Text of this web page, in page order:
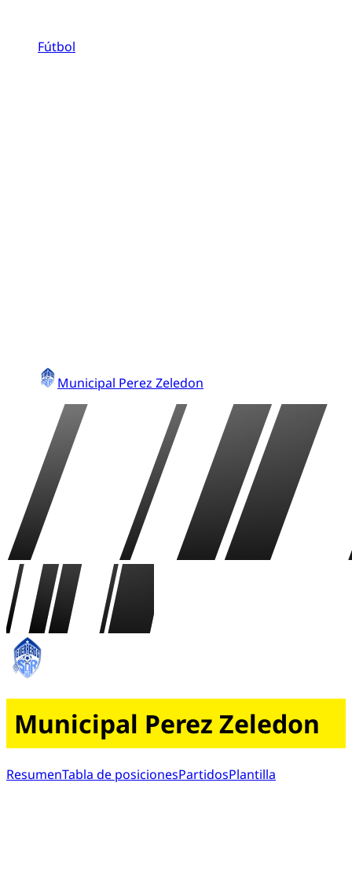
Fútbol
Municipal Perez Zeledon
Municipal Perez Zeledon
ResumenTabla de posicionesPartidosPlantilla